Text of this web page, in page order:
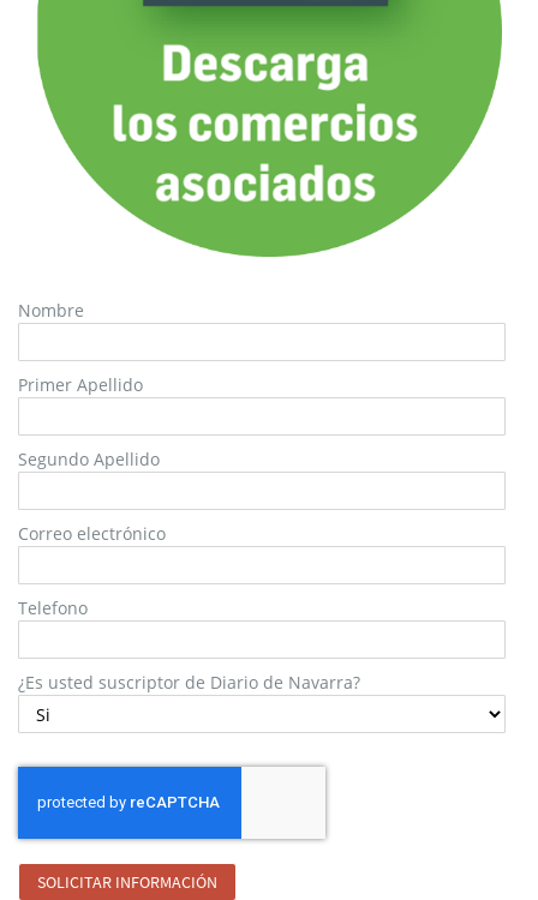
Nombre
Primer Apellido
Segundo Apellido
Correo electrónico
Telefono
¿Es usted suscriptor de Diario de Navarra?
SOLICITAR INFORMACIÓN